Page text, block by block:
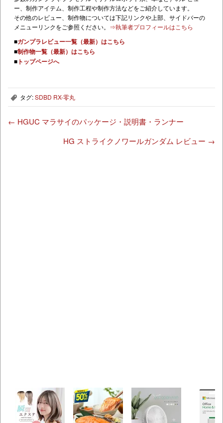
ー、制作アイテム、制作工程や制作方法などをご紹介しています。
その他のレビュー、制作物については下記リンクや上部、サイドバーの
メニューリンクをご参照ください。 ⇒執筆者プロフィールはこちら
■ガンプラレビュー一覧（最新）はこちら
■制作物一覧（最新）はこちら
■ トップページへ
, タグ:SDBD RX-零丸
← HGUC マラサイのパッケージ・説明書・ランナー
HG ストライクノワールガンダム レビュー →